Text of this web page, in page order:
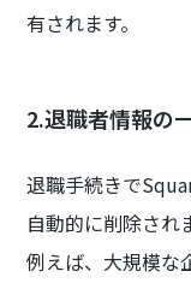
有されます。
2.退職者情報の
退職手続きで
自動的に削除され
例えば、大規模な